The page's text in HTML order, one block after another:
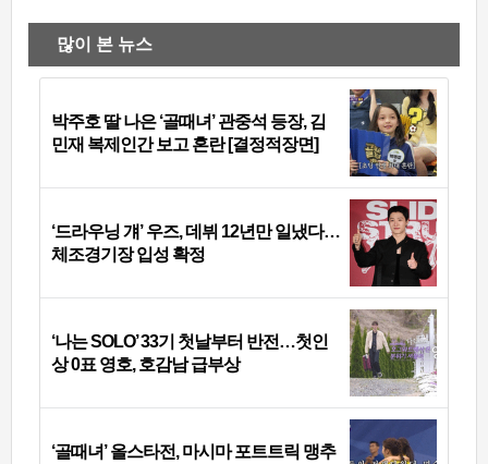
많이 본 뉴스
박주호 딸 나은 ‘골때녀’ 관중석 등장, 김
민재 복제인간 보고 혼란 [결정적장면]
‘드라우닝 걔’ 우즈, 데뷔 12년만 일냈다…
체조경기장 입성 확정
‘나는 SOLO’ 33기 첫날부터 반전…첫인
상 0표 영호, 호감남 급부상
‘골때녀’ 올스타전, 마시마 포트트릭 맹추